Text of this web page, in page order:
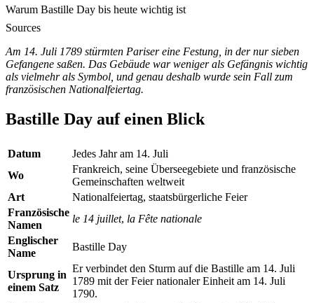
Warum Bastille Day bis heute wichtig ist
Sources
Am 14. Juli 1789 stürmten Pariser eine Festung, in der nur sieben
Gefangene saßen. Das Gebäude war weniger als Gefängnis wichtig
als vielmehr als Symbol, und genau deshalb wurde sein Fall zum
französischen Nationalfeiertag.
Bastille Day auf einen Blick
Datum
Jedes Jahr am 14. Juli
Wo
Frankreich, seine Überseegebiete und französische
Gemeinschaften weltweit
Art
Nationalfeiertag, staatsbürgerliche Feier
Französische
Namen
le 14 juillet, la Fête nationale
Englischer
Name
Bastille Day
Ursprung in
einem Satz
Er verbindet den Sturm auf die Bastille am 14. Juli
1789 mit der Feier nationaler Einheit am 14. Juli
1790.